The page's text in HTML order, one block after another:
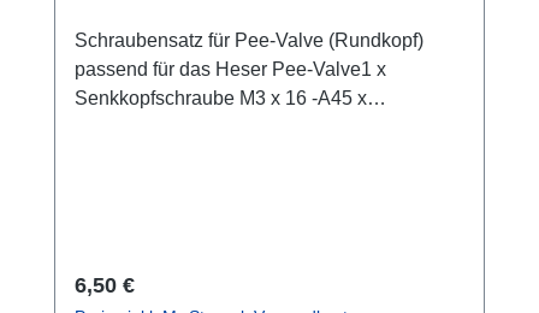
Schraubensatz für Pee-Valve (Rundkopf)
passend für das Heser Pee-Valve1 x
Senkkopfschraube M3 x 16 -A45 x
Regulärer Preis:
6,50 €